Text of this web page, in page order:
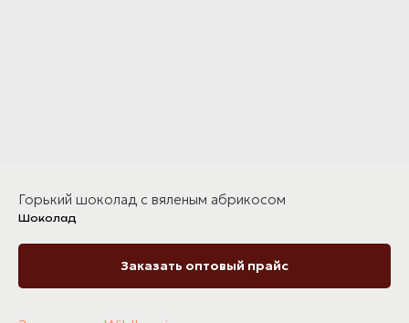
Горький шоколад с вяленым абрикосом
Шоколад
Заказать оптовый прайс